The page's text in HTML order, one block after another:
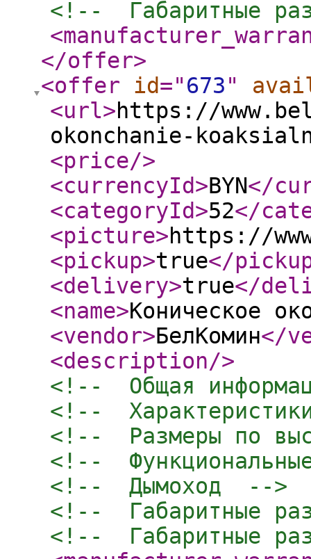
<!--  Габаритные
</offer>
<offer
id="673"
<url>https://
okonchanie-
<price/>
<currencyId>BYN</
<categoryId>52</
<picture>https://
<pickup>true</
<delivery>true</
<name>Коническое
<vendor>БелКомин</
<description/>
<!--  Общая
<!--
<!--  Размеры по
<!--
<!--  Дымоход  -->
<!--  Габаритные
<!--  Габаритные